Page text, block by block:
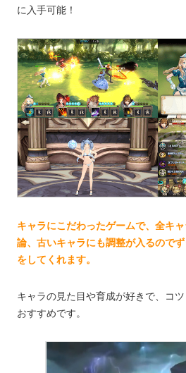
に入手可能！
キャラにこだわったゲームで、全キ
論、古いキャラにも調整が入るので
をしてくれます。
キャラの見た目や育成が好きで、コ
おすすめです。